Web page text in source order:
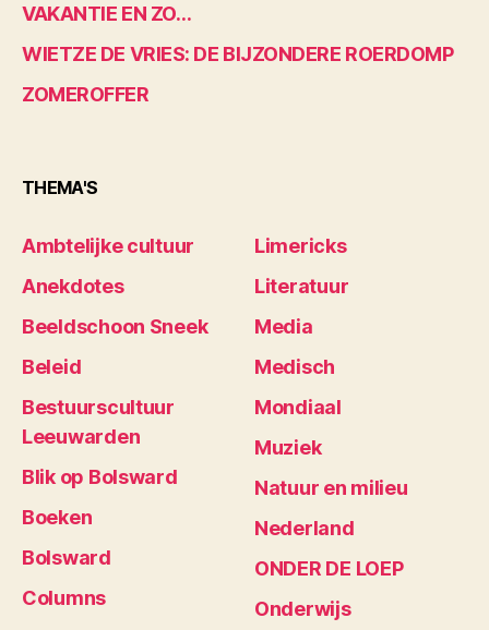
VAKANTIE EN ZO…
WIETZE DE VRIES: DE BIJZONDERE ROERDOMP
ZOMEROFFER
THEMA'S
Ambtelijke cultuur
Anekdotes
Beeldschoon Sneek
Beleid
Bestuurscultuur
Leeuwarden
Blik op Bolsward
Boeken
Bolsward
Columns
Limericks
Literatuur
Media
Medisch
Mondiaal
Muziek
Natuur en milieu
Nederland
ONDER DE LOEP
Onderwijs